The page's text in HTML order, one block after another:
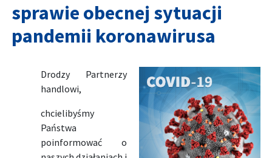
sprawie obecnej sytuacji
pandemii koronawirusa
Drodzy Partnerzy
handlowi,
chcielibyśmy
Państwa
poinformować o